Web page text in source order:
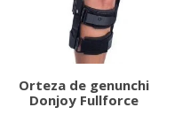
Orteza de genunchi
Donjoy Fullforce